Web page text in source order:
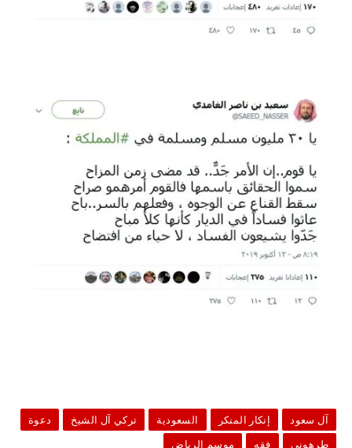
آل سعود إنكار المنكر السعودية تركي آل الشيخ
دعوة
طرهوني
فقه موسم الرياض